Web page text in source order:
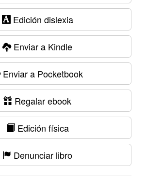
Edición dislexia
Enviar a Kindle
Enviar a Pocketbook
Regalar ebook
Edición física
Denunciar libro